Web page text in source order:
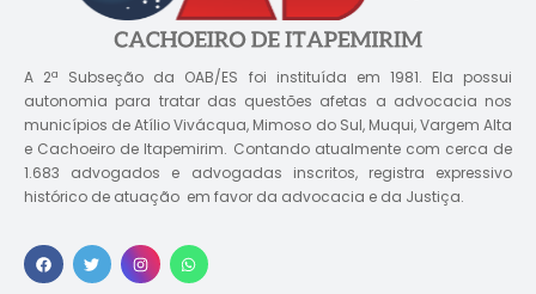
A 2ª Subseção da OAB/ES foi instituída em 1981. Ela possui
autonomia para tratar das questões afetas a advocacia nos
municípios de Atílio Vivácqua, Mimoso do Sul, Muqui, Vargem Alta
e Cachoeiro de Itapemirim. Contando atualmente com cerca de
1.683 advogados e advogadas inscritos, registra expressivo
histórico de atuação em favor da advocacia e da Justiça.